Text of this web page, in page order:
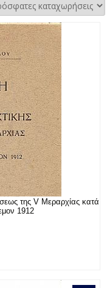
της V Μεραρχίας κατά
1912